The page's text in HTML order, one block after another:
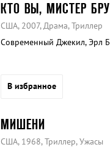
КТО ВЫ, МИСТЕР
США, 2007, Драма, Триллер
Современный Джекил, Эрл
В избранное
МИШЕНИ
США, 1968, Триллер, Ужасы